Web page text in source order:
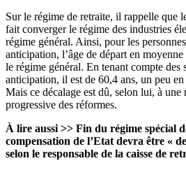
Sur le régime de retraite, il rappelle que
fait converger le régime des industries
régime général. Ainsi, pour les
anticipation, l’âge de départ en
le régime général. En tenant compte des
anticipation, il est de 60,4 ans, un peu
Mais ce décalage est dû, selon lui, à une
progressive des réformes.
À lire aussi >> Fin du régime spécial
compensation de l’Etat devra être «
selon le responsable de la caisse de